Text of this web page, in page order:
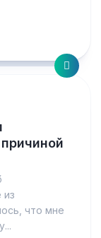
из
что мне